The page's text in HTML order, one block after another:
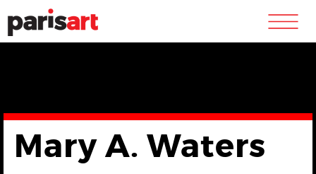
m
Mary A. Waters